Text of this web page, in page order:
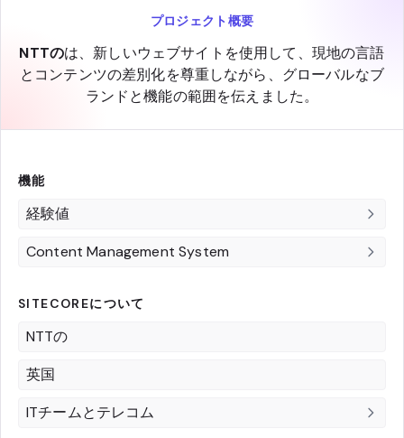
プロジェクト概要
NTTのは、新しいウェブサイトを使用して、現地の言語
とコンテンツの差別化を尊重しながら、グローバルなブ
ランドと機能の範囲を伝えました。
機能
経験値
Content Management System
SITECOREについて
NTTの
英国
ITチームとテレコム